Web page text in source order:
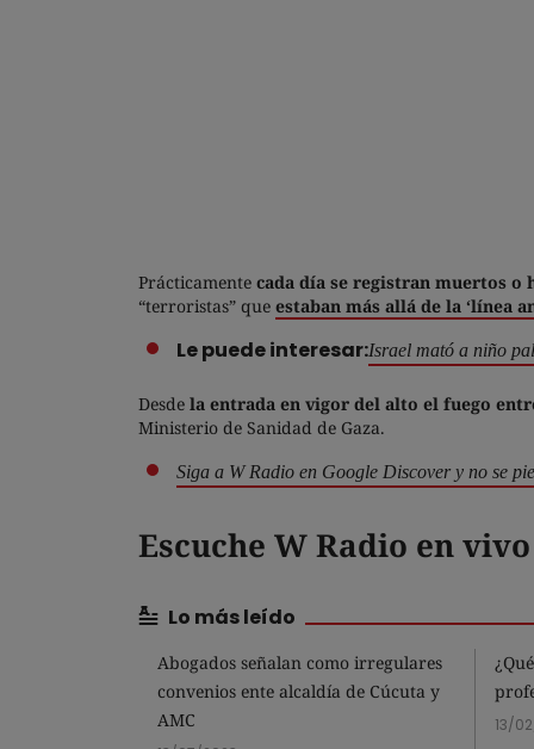
Prácticamente cada día se registran muertos o
“terroristas” que estaban más allá de la ‘línea
Le puede interesar:Israel mató a niño
Desde la entrada en vigor del alto el fuego
Ministerio de Sanidad de Gaza.
Siga a W Radio en Google Discover y no se
Escuche W Radio en
Lo más leído
Abogados señalan como irregulares
convenios ente alcaldía de Cúcuta y
AMC
13/